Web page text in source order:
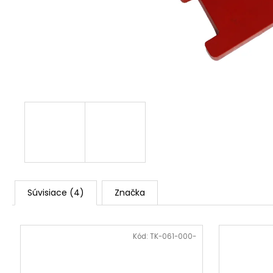
Súvisiace (4) Značka
Kód: TK-061-000-